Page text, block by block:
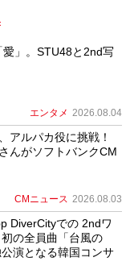
」。STU48と2nd写
エンタメ 2026.08.04
アルパカ役に挑戦！
んがソフトバンクCM
CMニュース 2026.08.03
DiverCityでの 2ndワ
の全員曲「台風の
演となる韓国コンサ